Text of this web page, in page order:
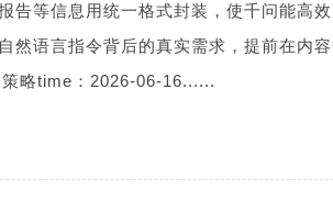
告等信息用统一格式封装，使千问能高
然语言指令背后的真实需求，提前在内容
略time：2026-06-16......